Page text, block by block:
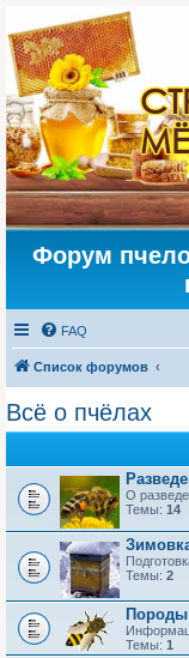
Форум
FAQ
Список форумов
Всё о пчёлах
О
Темы: 14
Темы: 2
Темы: 1